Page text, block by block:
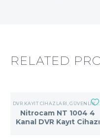
RELATED
DVR KAYIT CIHAZLARI ,GÜVENLIK KAMERA SISTEMLERI
Nitrocam NT 1004 4
Kanal DVR Kayıt Cihazı